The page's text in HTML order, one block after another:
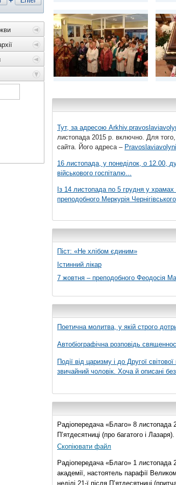
Тут, за адресою
листопада 2015 р. включно. Для
сайта. Його адреса –
16 листопада, у понеділок, о 12.00,
військового госпіталю...
Із 14 листопада по 5 грудня у
преподобного Меркурія
Піст: «Не хлібом єдиним»
Істинний лікар
7 жовтня – преподобного Феодосія
Поетична молитва, у якій строго
Автобіографічна розповідь
Події від царизму і до Другої
звичайний чоловік. Хоча й описані
Радіопередача «Благо» 8 листопада
П’ятдесятниці (про багатого і
Скопіювати файл
Радіопередача «Благо» 1 листопада
академії, настоятель парафії
неділі 21-ї після П’ятдесятниці